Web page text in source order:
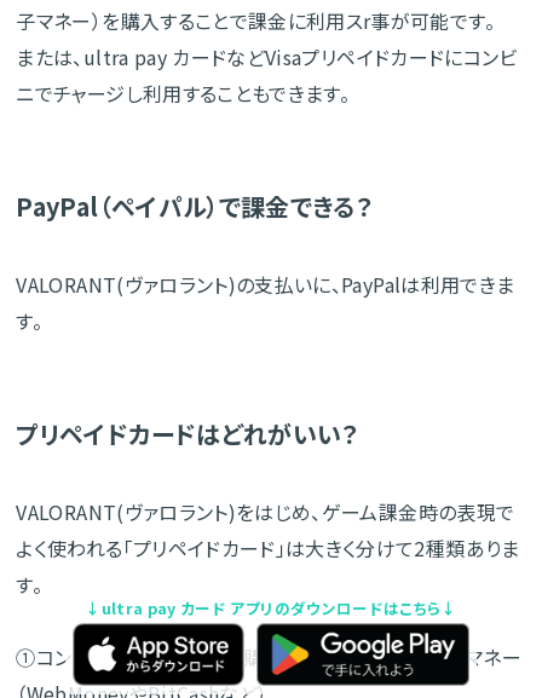
子マネー）を購入することで課金に利用スr事が可能です。
または、ultra pay カードなどVisaプリペイドカードにコンビ
ニでチャージし利用することもできます。
PayPal（ペイパル）で課金できる？
VALORANT(ヴァロラント)の支払いに、PayPalは利用できま
す。
プリペイドカードはどれがいい？
VALORANT(ヴァロラント)をはじめ、ゲーム課金時の表現で
よく使われる「プリペイドカード」は大きく分けて2種類ありま
す。
①コンビニや量販店などで購入するプリペイド型電子マネー
↓ultra pay カード アプリのダウンロードはこちら↓